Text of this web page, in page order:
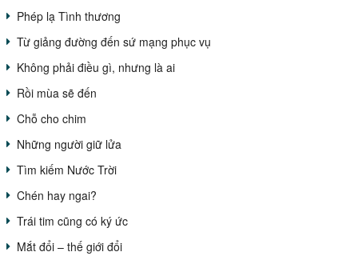
Phép lạ Tình thương
Từ giảng đường đến sứ mạng phục vụ
Không phải điều gì, nhưng là ai
Rồi mùa sẽ đến
Chỗ cho chim
Những người giữ lửa
Tìm kiếm Nước Trời
Chén hay ngai?
Trái tim cũng có ký ức
Mắt đổi – thế giới đổi